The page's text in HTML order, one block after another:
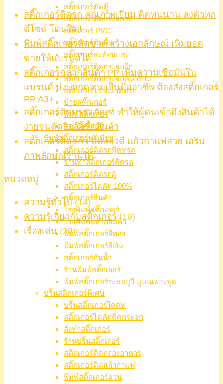
สติ๊กเกอร์ติดตู้
สติ๊กเกอร์ติดกระจกรถ
สติ๊กเกอร์ PVC
สติ๊กเกอร์ติดพื้น
สติ๊กเกอร์สะท้อนแสง
สติ๊กเกอร์ติดกระจกฝ้า
สติ๊กเกอร์ติดกระจกหน้าร้าน
สติ๊กเกอร์โฆษณาติดรถ
ป้ายสติ๊กเกอร์
พิมพ์สติ๊กเกอร์
ตัดสติ๊กเกอร์
พิมพ์สติ๊กเกอร์พรีเมียม
สติ๊กเกอร์ติดรถฟู้ดทรัค
ร้านทำสติ๊กเกอร์ติดรถ
สติ๊กเกอร์ติดรถตู้
สติ๊กเกอร์ไดคัท 100%
สติ๊กเกอร์สินค้า
โรงพิมพ์สติ๊กเกอร์
โรงพิมพ์ฉลากสินค้า
พิมพ์สติ๊กเกอร์สีทอง
พิมพ์สติ๊กเกอร์สีเงิน
สติ๊กเกอร์กันน้ำ
ร้านพิมพ์สติ๊กเกอร์
พิมพ์สติ๊กเกอร์ระบบยูวี นูนเฉพาะจุด
ปริ้นสติกเกอร์พิเศษ
ปริ้นสติ๊กเกอร์ไดคัท
สติ๊กเกอร์ไดคัทติดกระจก
สั่งทำสติ๊กเกอร์
ร้านปริ้นสติ๊กเกอร์
สติกเกอร์ติดกล่องอาหาร
สติ๊กเกอร์ติดแก้วกาแฟ
พิมพ์สติ๊กเกอร์ด่วน
สติ๊กเกอร์ติดรถ คุณภาพเยี่ยม ติดทนนาน ลงตัวทุก
ดีไซน์ โดนใจ!!
พิมพ์สติ๊กเกอร์ติดขวด สร้างเอกลักษณ์ เพิ่มยอด
ขายให้แบรนด์ได้
สติ๊กเกอร์ฉลากสินค้า PP เพิ่มความเชื่อมั่นใน
แบรนด์ บ่งบอกความเป็นมืออาชีพ ต้องสั่งสติ๊กเกอร์
PP A3+
สติ๊กเกอร์ติดบรรจุภัณฑ์ ทำให้ผู้คนเข้าถึงสินค้าได้
ง่ายจนตัดสินใจซื้อสินค้า
สติ๊กเกอร์ติดแก้ว ติดแล้วดี แก้วกาแฟสวย เสริม
ภาพลักษณ์ร้านได้
หมวดหมู่
ความรู้ทั่วไป(14)
ความรู้เกี่ยวกับสติ๊กเกอร์(19)
เรื่องเด่น(28)